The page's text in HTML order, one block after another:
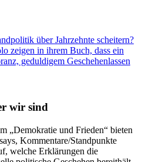
über Jahrzehnte scheitern?
zeigen in ihrem Buch, dass ein
geduldigem Geschehenlassen
wir sind
„Demokratie und Frieden“ bieten
Kommentare/Standpunkte
welche Erklärungen die